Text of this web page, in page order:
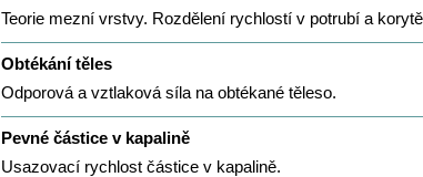
Teorie mezní vrstvy. Rozdělení rychlostí v potrubí a
Obtékání těles
Odporová a vztlaková síla na obtékané těleso.
Pevné částice v kapalině
Usazovací rychlost částice v kapalině.